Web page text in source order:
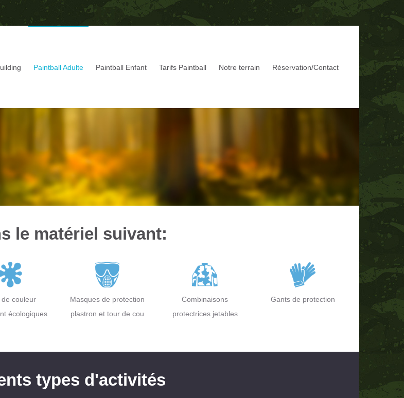
Paintball Adulte Paintball Enfant Tarifs Paintball Notre terrain Réservation/Contact
le matériel suivant:
de couleur
écologiques
Masques de protection
plastron et tour de cou
Combinaisons
protectrices jetables
Gants de protection
types d'activités